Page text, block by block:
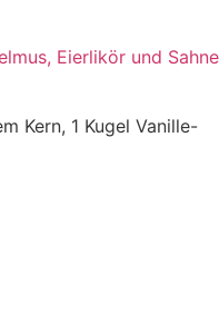
Eierlikör und Sahne
Kern, 1 Kugel Vanille-